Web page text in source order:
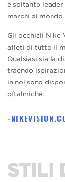
è soltanto leader
marchi al mondo
Gli occhiali Nike
atleti di tutto il
Qualsiasi sia la
traendo
in noi sono
oftalmiche.
STILI